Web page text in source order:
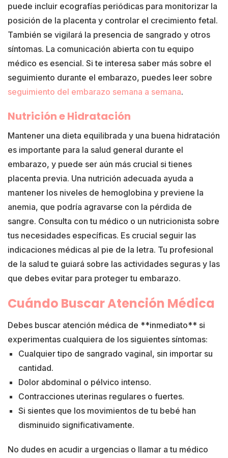
puede incluir ecografías periódicas para monitorizar la
posición de la placenta y controlar el crecimiento fetal.
También se vigilará la presencia de sangrado y otros
síntomas. La comunicación abierta con tu equipo
médico es esencial. Si te interesa saber más sobre el
seguimiento durante el embarazo, puedes leer sobre
seguimiento del embarazo semana a semana.
Nutrición e Hidratación
Mantener una dieta equilibrada y una buena hidratación
es importante para la salud general durante el
embarazo, y puede ser aún más crucial si tienes
placenta previa. Una nutrición adecuada ayuda a
mantener los niveles de hemoglobina y previene la
anemia, que podría agravarse con la pérdida de
sangre. Consulta con tu médico o un nutricionista sobre
tus necesidades específicas. Es crucial seguir las
indicaciones médicas al pie de la letra. Tu profesional
de la salud te guiará sobre las actividades seguras y las
que debes evitar para proteger tu embarazo.
Cuándo Buscar Atención Médica
Debes buscar atención médica de **inmediato** si
experimentas cualquiera de los siguientes síntomas:
Cualquier tipo de sangrado vaginal, sin importar su
cantidad.
Dolor abdominal o pélvico intenso.
Contracciones uterinas regulares o fuertes.
Si sientes que los movimientos de tu bebé han
disminuido significativamente.
No dudes en acudir a urgencias o llamar a tu médico